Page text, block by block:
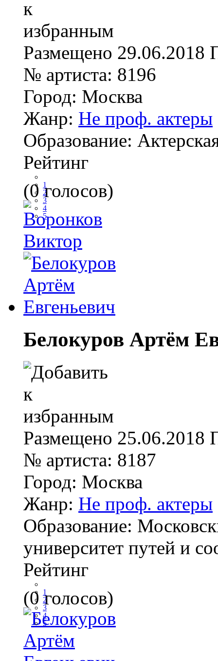
Размещено 29.06.2018
№ артиста: 8196
Город: Москва
Жанр: Не проф. актеры
Образование:
Рейтинг
1
2
3
4
5
(0 голосов)
Белокуров Артём
Размещено 25.06.2018
№ артиста: 8187
Город: Москва
Жанр: Не проф. актеры
Образование:
университет путей и
Рейтинг
1
2
3
4
5
(0 голосов)